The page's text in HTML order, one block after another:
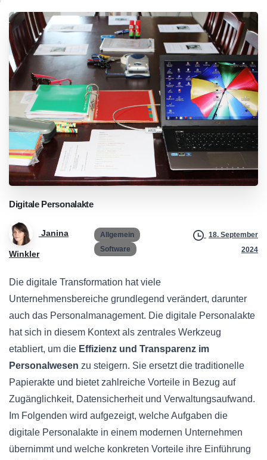
Digitale Personalakte
Janina
Winkler
Allgemein
Software
18. September
2024
Die digitale Transformation hat viele
Unternehmensbereiche grundlegend verändert, darunter
auch das Personalmanagement. Die digitale Personalakte
hat sich in diesem Kontext als zentrales Werkzeug
etabliert, um die Effizienz und Transparenz im
Personalwesen zu steigern. Sie ersetzt die traditionelle
Papierakte und bietet zahlreiche Vorteile in Bezug auf
Zugänglichkeit, Datensicherheit und Verwaltungsaufwand.
Im Folgenden wird aufgezeigt, welche Aufgaben die
digitale Personalakte in einem modernen Unternehmen
übernimmt und welche konkreten Vorteile ihre Einführung